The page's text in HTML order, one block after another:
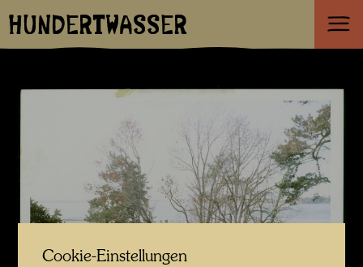
HUNDERTWASSER
Cookie-Einstellungen